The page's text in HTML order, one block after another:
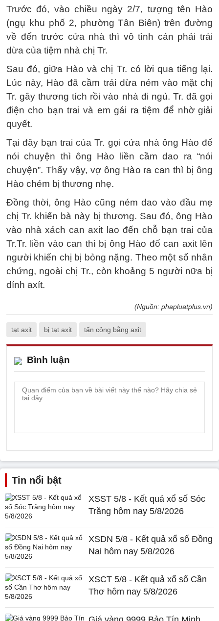
Trước đó, vào chiều ngày 2/7, tượng tên Hào
(ngụ khu phố 2, phường Tân Biên) trên đường
về đến trước cửa nhà thì vô tình cán phải trái
dừa của tiệm nhà chị Tr.
Sau đó, giữa Hào và chị Tr. có lời qua tiếng lại.
Lúc này, Hào đã cầm trái dừa ném vào mặt chị
Tr. gây thương tích rồi vào nhà đi ngủ. Tr. đã gọi
điện cho bạn trai và em gái ra tiệm để nhờ giải
quyết.
Tại đây bạn trai của Tr. gọi cửa nhà ông Hào để
nói chuyện thì ông Hào liền cầm dao ra “nói
chuyện”. Thấy vậy, vợ ông Hào ra can thì bị ông
Hào chém bị thương nhẹ.
Đồng thời, ông Hào cũng ném dao vào đầu mẹ
chị Tr. khiến bà này bị thương. Sau đó, ông Hào
vào nhà xách can axit lao đến chỗ bạn trai của
Tr.Tr. liền vào can thì bị ông Hào đổ can axit lên
người khiến chị bị bỏng nặng. Theo một số nhân
chứng, ngoài chị Tr., còn khoảng 5 người nữa bị
dính axít.
(Nguồn: phapluatplus.vn)
tạt axit bị tạt axit tấn công bằng axit
Bình luận
Tin nổi bật
XSST 5/8 - Kết quả xổ số Sóc
Trăng hôm nay 5/8/2026
XSDN 5/8 - Kết quả xổ số Đồng
Nai hôm nay 5/8/2026
XSCT 5/8 - Kết quả xổ số Cần
Thơ hôm nay 5/8/2026